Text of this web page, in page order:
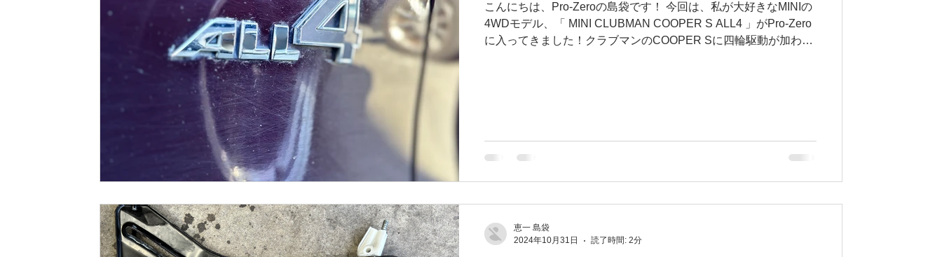
こんにちは、Pro-Zeroの島袋です！ 今回は、私が大好きなMINIの
4WDモデル、「 MINI CLUBMAN COOPER S ALL4 」がPro-Zero
に入ってきました！クラブマンのCOOPER Sに四輪駆動が加わる
恵一 島袋
2024年10月31日
読了時間: 2分